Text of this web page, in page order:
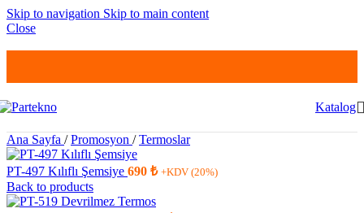
Skip to navigation Skip to main content
Close
Katalog
Ana Sayfa / Promosyon / Termoslar
PT-497 Kılıflı Şemsiye 690 ₺ +KDV (20%)
Back to products